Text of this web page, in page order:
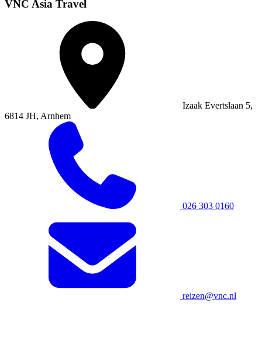
VNC Asia Travel
Izaak Evertslaan 5,
6814 JH, Arnhem
026 303 0160
reizen@vnc.nl